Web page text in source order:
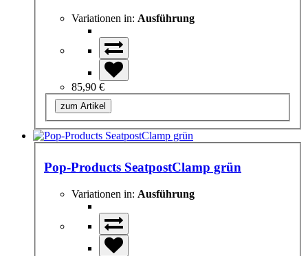
Variationen in: Ausführung
85,90 €
zum Artikel
Pop-Products SeatpostClamp grün
Variationen in: Ausführung